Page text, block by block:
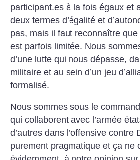
participant.es à la fois égaux et
deux termes d’égalité et
pas, mais il faut reconnaître
est parfois limitée. Nous
d’une lutte qui nous dépasse,
militaire et au sein d’un jeu
formalisé.
Nous sommes sous le
qui collaborent avec l’armée
d’autres dans l’offensive contre
purement pragmatique et ça ne